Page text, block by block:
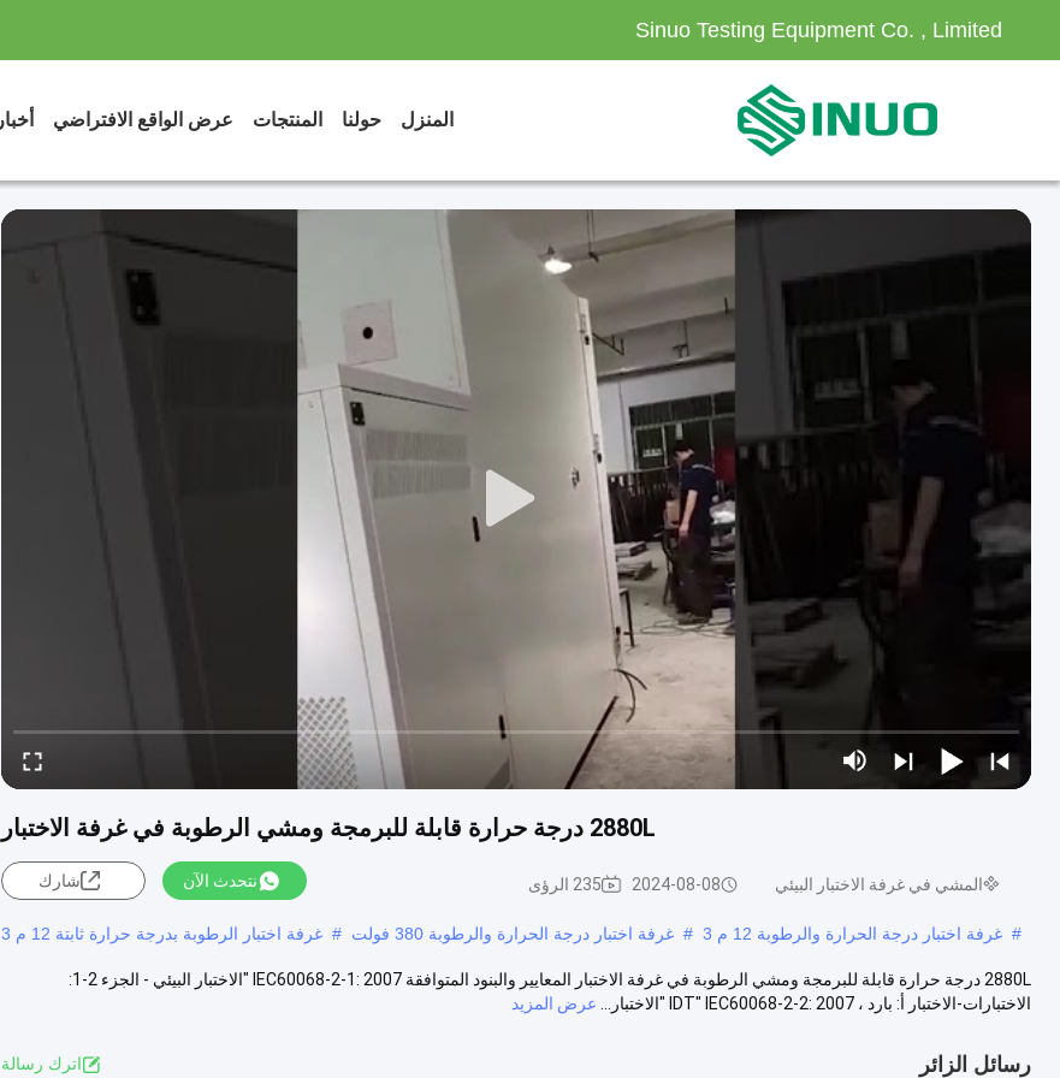
Sinuo Testing Equipment Co. , Limited
المنزل حولنا المنتجات عرض الواقع الافتراضي أخبار
2880L درجة حرارة قابلة للبرمجة ومشي الرطوبة في غرفة الاختبار
المشي في غرفة الاختبار البيئي 2024-08-08 235 الرؤى نتحدث الآن شارك
# غرفة اختبار درجة الحرارة والرطوبة 12 م 3 # غرفة اختبار درجة الحرارة والرطوبة 380 فولت # غرفة اختبار الرطوبة بدرجة حرارة ثابتة 12 م 3
2880L درجة حرارة قابلة للبرمجة ومشي الرطوبة في غرفة الاختبار المعايير والبنود المتوافقة IEC60068-2-1: 2007 "الاختبار البيئي - الجزء 2-1:
الاختبارات-الاختبار أ: بارد ، IDT" IEC60068-2-2: 2007 "الاختبار...
عرض المزيد
رسائل الزائر اترك رسالة